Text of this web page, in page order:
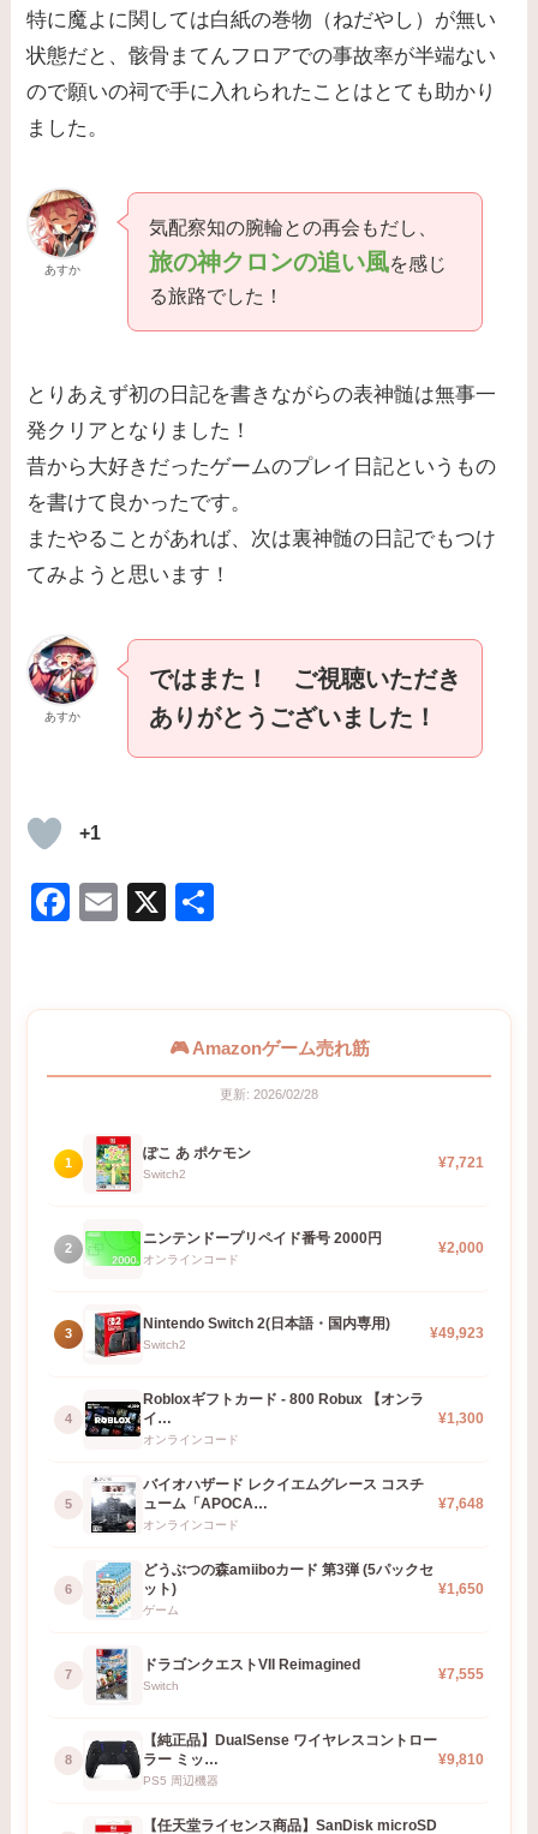
特に魔よに関しては白紙の巻物（ねだやし）が無い
状態だと、骸骨まてんフロアでの事故率が半端ない
ので願いの祠で手に入れられたことはとても助かり
ました。
あすか
気配察知の腕輪との再会もだし、
旅の神クロンの追い風を感じ
る旅路でした！
とりあえず初の日記を書きながらの表神髄は無事一
発クリアとなりました！
昔から大好きだったゲームのプレイ日記というもの
を書けて良かったです。
またやることがあれば、次は裏神髄の日記でもつけ
てみようと思います！
あすか
ではまた！ ご視聴いただき
ありがとうございました！
+1
F
e
k
E
X
🎮 Amazonゲーム売れ筋
更新: 2026/02/28
1
ぽこ あ ポケモン
Switch2
¥7,721
2
ニンテンドープリペイド番号 2000円
オンラインコード
¥2,000
3
Nintendo Switch 2(日本語・国内専用)
Switch2
¥49,923
4
Robloxギフトカード - 800 Robux 【オンラ
イ…
オンラインコード
¥1,300
5
バイオハザード レクイエムグレース コスチ
ューム「APOCA…
オンラインコード
¥7,648
6
どうぶつの森amiiboカード 第3弾 (5パックセ
ット)
ゲーム
¥1,650
7
ドラゴンクエストVII Reimagined
Switch
¥7,555
8
【純正品】DualSense ワイヤレスコントロー
ラー ミッ…
PS5 周辺機器
¥9,810
【任天堂ライセンス商品】SanDisk microSD